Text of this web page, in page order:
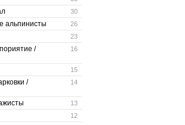
30
26
альпинисты
23
16
/
15
14
/
13
12